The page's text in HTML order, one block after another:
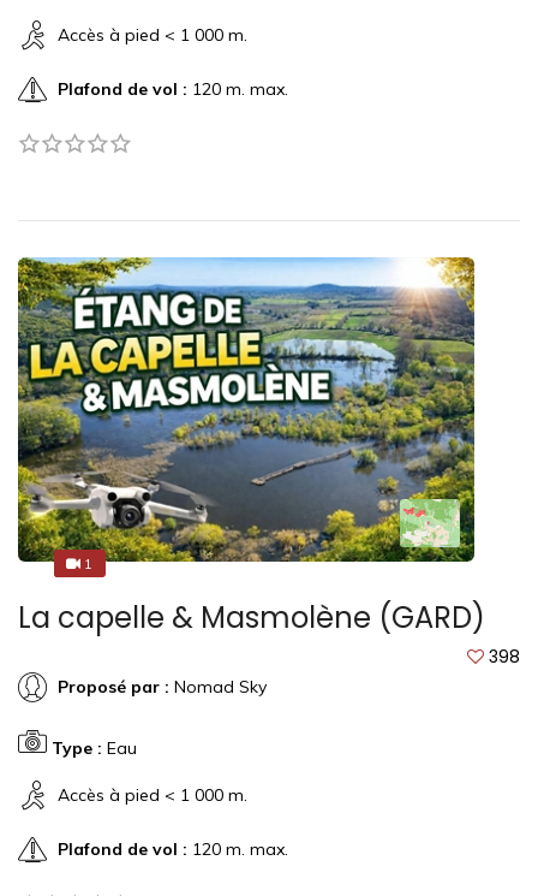
Accès à pied < 1 000 m.
Plafond de vol : 120 m. max.
1
1
La capelle & Masmolène (GARD)
398
Proposé par : Nomad Sky
Type : Eau
Accès à pied < 1 000 m.
Plafond de vol : 120 m. max.